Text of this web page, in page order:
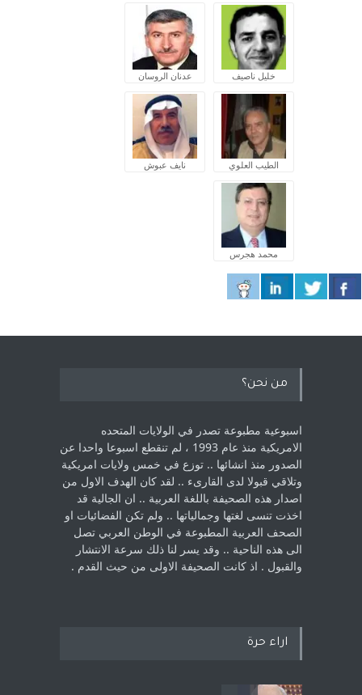
خليل ناصيف عدنان الروسان
الطيب العلوي نايف عبوش
محمد هجرس
من نحن؟
اسبوعية مطبوعة تصدر في الولايات المتحده
الامريكية منذ عام 1993 ، لم ‏تنقطع اسبوعا واحدا عن
الصدور منذ انشائها .. توزع في خمس ولايات امريكية
‏وتلاقي قبولا لدى القارىء ..‏ لقد كان الهدف الاول من
اصدار هذه الصحيفة باللغة العربية .. ان الجالية قد
اخذت ‏تنسى لغتها وجمالياتها .. ولم تكن الفضائيات او
الصحف العربية المطبوعة في الوطن ‏العربي تصل
الى هذه الناحية .. وقد يسر لنا ذلك سرعة الانتشار
والقبول . اذ كانت ‏الصحيفة الاولى من حيث القدم . ‏
اراء حرة